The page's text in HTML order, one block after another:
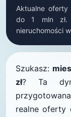
Aktualne
do 1 mln zł.
nieruchomości
Szukasz:
zł? Ta
realne oferty